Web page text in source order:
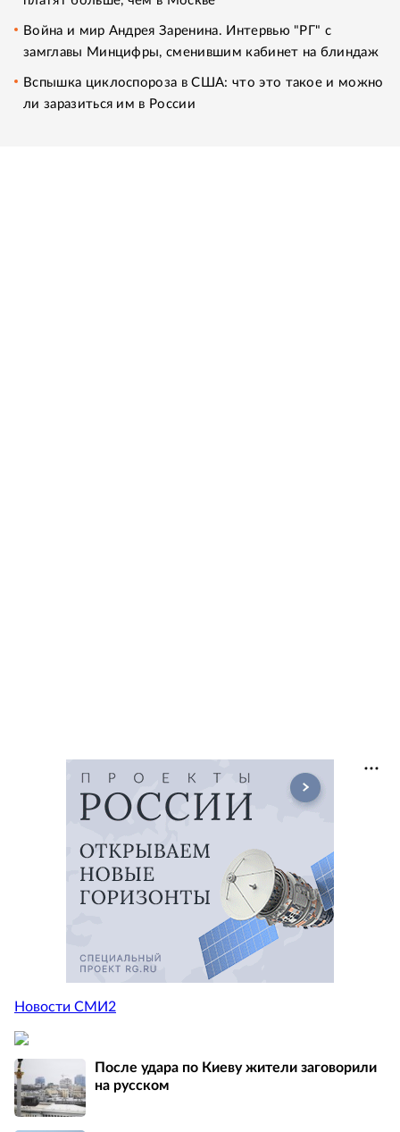
Война и мир Андрея Заренина. Интервью "РГ" с
замглавы Минцифры, сменившим кабинет на блиндаж
Вспышка циклоспороза в США: что это такое и можно
ли заразиться им в России
Новости СМИ2
После удара по Киеву жители заговорили
на русском